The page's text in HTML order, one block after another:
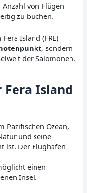
von Flügen
zu buchen.
Island (FRE)
, sondern
der Salomonen.
Fera Island
Pazifischen Ozean,
und seine
ist. Der Flughafen
einen
Insel.